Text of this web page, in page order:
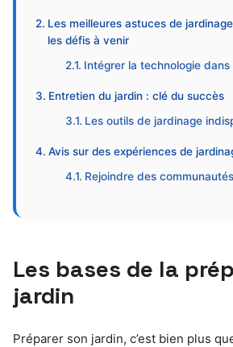
Les meilleures astuces de
les défis à venir
Intégrer la technologie dans
Entretien du jardin : clé du succès
Les outils de jardinage
Avis sur des expériences de
Rejoindre des
Les bases de la
jardin
Préparer son jardin, c’est bien plus